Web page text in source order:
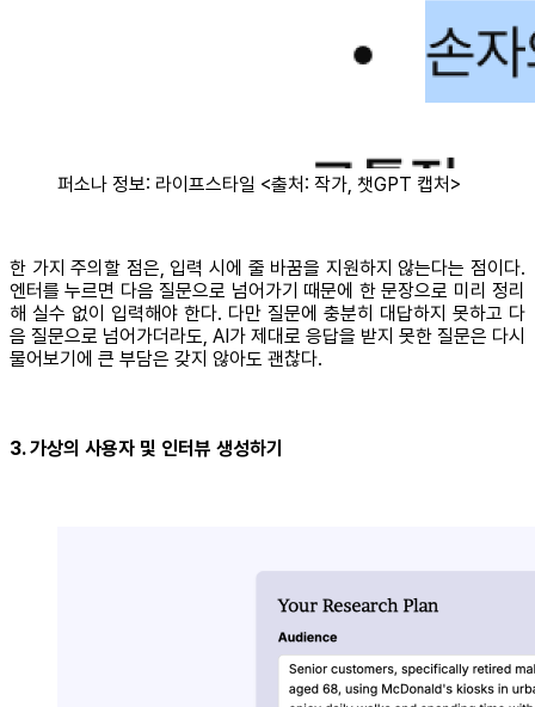
퍼소나 정보: 라이프스타일 <출처: 작가, 챗GPT 캡처>
한 가지 주의할 점은, 입력 시에 줄 바꿈을 지원하지 않는다는 점이다.
엔터를 누르면 다음 질문으로 넘어가기 때문에 한 문장으로 미리 정리
해 실수 없이 입력해야 한다. 다만 질문에 충분히 대답하지 못하고 다
음 질문으로 넘어가더라도, AI가 제대로 응답을 받지 못한 질문은 다시
물어보기에 큰 부담은 갖지 않아도 괜찮다.
3. 가상의 사용자 및 인터뷰 생성하기